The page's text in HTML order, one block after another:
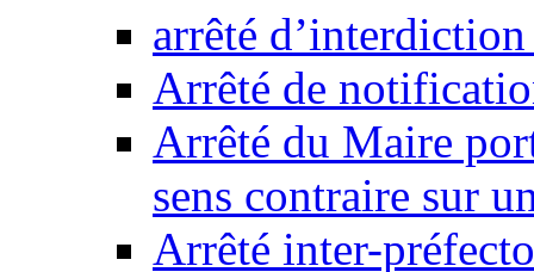
arrêté
Arrêté de
Arrêté du Maire
sens contraire sur
Arrêté inter-